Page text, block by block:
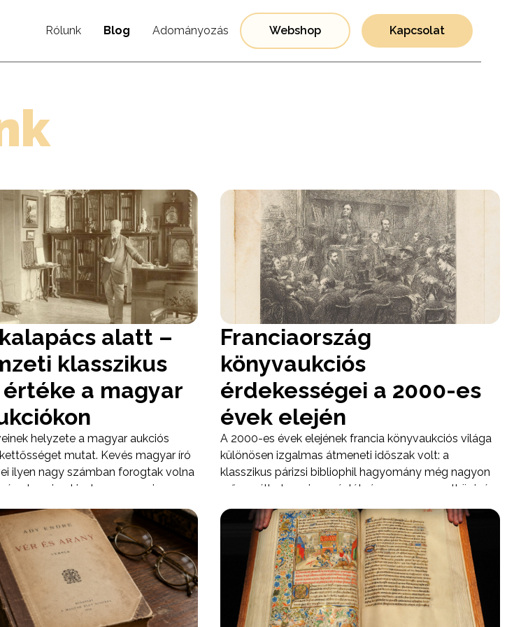
Rólunk Blog Adományozás Webshop Kapcsolat
alatt –
klasszikus
a magyar
helyzete a magyar aukciós
mutat. Kevés magyar író
ilyen nagy számban forogtak volna
olyan is, akinek neve ennyire
a „klasszikus magyar könyv”
ezért Jókai esetében az értéket
szerző neve adja. A piac 1930-tól
azt mutatja meg, hogy ugyanazon
milyen hatalmas különbség van egy
sorozatkötet, egy szép állapotú
egy első kiadás, egy díszkötéses
tulajdonosi bejegyzéssel bíró könyv
Franciaország
könyvaukciós
érdekességei a 2000-es
évek elején
A 2000-es évek elejének francia könyvaukciós világa
különösen izgalmas átmeneti időszak volt: a
klasszikus párizsi bibliophil hagyomány még nagyon
erősen élt, de a piac már látványosan nemzetközivé
vált. A francia könyvárveréseken nemcsak Molière,
Baudelaire, Proust vagy Rimbaud neve mozgatta
meg a gyűjtőket, hanem a szép papírra nyomott,
illusztrált, különleges példányok, a dedikációk, a
kéziratok, a nagy könyvtári provenienciák és a
művészkönyvek is.